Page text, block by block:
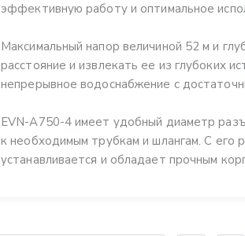
эффективную работу и оптимальное
Максимальный напор величиной 52 м и
расстояние и извлекать ее из глубоких
непрерывное водоснабжение с
EVN-A750-4 имеет удобный диаметр
к необходимым трубкам и шлангам. С его
устанавливается и обладает прочным